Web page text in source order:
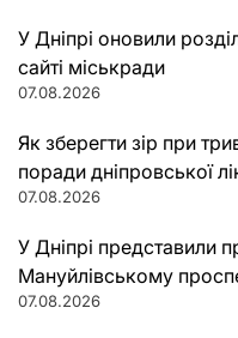
У Дніпрі оновили
сайті міськради
07.08.2026
Як зберегти зір при
поради дніпровської
07.08.2026
У Дніпрі представили
Мануйлівському
07.08.2026